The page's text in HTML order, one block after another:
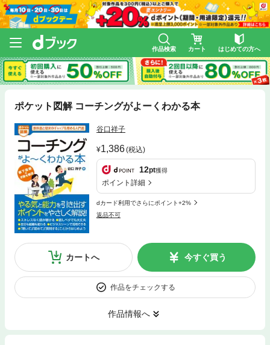
作品検索 カート はじめての方へ
ポケット図解 コーチングがよーくわかる本
谷口祥子
1,386(税込)
12pt獲得
ポイント詳細
dカード利用でさらにポイント+2%
返品不可
カートへ 今すぐ買う
作品をチェックする
作品情報へ